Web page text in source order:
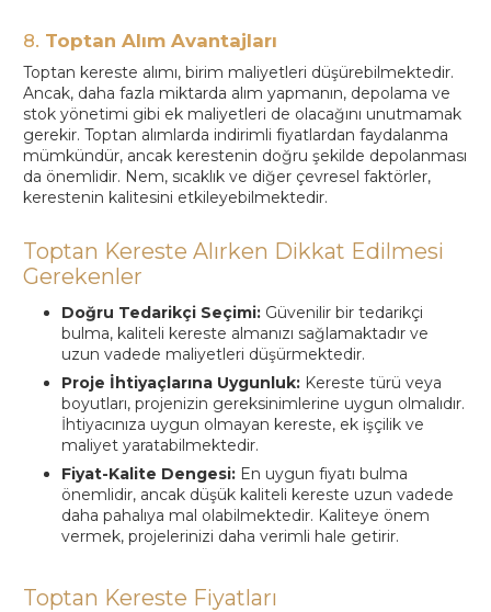
8. Toptan Alım Avantajları
Toptan kereste alımı, birim maliyetleri düşürebilmektedir.
Ancak, daha fazla miktarda alım yapmanın, depolama ve
stok yönetimi gibi ek maliyetleri de olacağını unutmamak
gerekir. Toptan alımlarda indirimli fiyatlardan faydalanma
mümkündür, ancak kerestenin doğru şekilde depolanması
da önemlidir. Nem, sıcaklık ve diğer çevresel faktörler,
kerestenin kalitesini etkileyebilmektedir.
Toptan Kereste Alırken Dikkat Edilmesi
Gerekenler
Doğru Tedarikçi Seçimi: Güvenilir bir tedarikçi
bulma, kaliteli kereste almanızı sağlamaktadır ve
uzun vadede maliyetleri düşürmektedir.
Proje İhtiyaçlarına Uygunluk: Kereste türü veya
boyutları, projenizin gereksinimlerine uygun olmalıdır.
İhtiyacınıza uygun olmayan kereste, ek işçilik ve
maliyet yaratabilmektedir.
Fiyat-Kalite Dengesi: En uygun fiyatı bulma
önemlidir, ancak düşük kaliteli kereste uzun vadede
daha pahalıya mal olabilmektedir. Kaliteye önem
vermek, projelerinizi daha verimli hale getirir.
Toptan Kereste Fiyatları